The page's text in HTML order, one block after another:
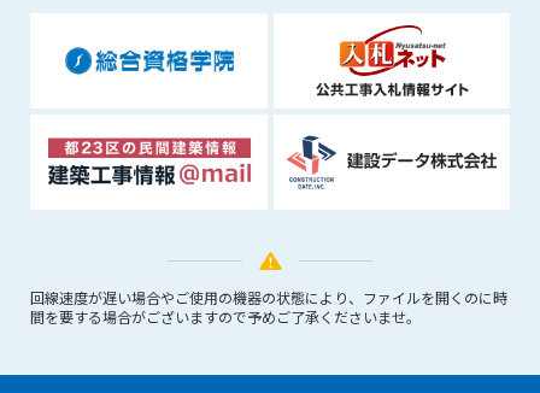
回線速度が遅い場合やご使用の機器の状態により、ファイルを開くのに時
間を要する場合がございますので予めご了承くださいませ。
ビスの提供に関連して管理者が知り得た会員の個人情報（以下
個人情報といいます）について、管理者は、以下の各号に該当
する場合を除き、第三者に開示または提供しないものとしま
(2) 個々の会員を特定できない統計的な処理をした形式で第三
者に提供する場合
(3) 第三者および管理者の権利、財産、安全等を保護するため
(4) 法令等により開示を求められた場合
第10条（免責事項）
恐れのあるものは、会員の承諾なく削除できるものとします。